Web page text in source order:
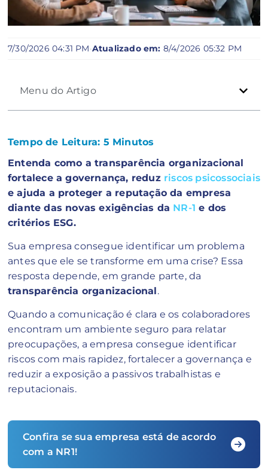
7/30/2026 04:31 PM·Atualizado em: 8/4/2026 05:32 PM
Menu do Artigo
Tempo de Leitura: 5 Minutos
Entenda como a transparência organizacional
fortalece a governança, reduz riscos psicossociais
e ajuda a proteger a reputação da empresa
diante das novas exigências da NR-1 e dos
critérios ESG.
Sua empresa consegue identificar um problema
antes que ele se transforme em uma crise? Essa
resposta depende, em grande parte, da
transparência organizacional .
Quando a comunicação é clara e os colaboradores
encontram um ambiente seguro para relatar
preocupações, a empresa consegue identificar
riscos com mais rapidez, fortalecer a governança e
reduzir a exposição a passivos trabalhistas e
reputacionais.
Confira se sua empresa está de acordo
com a NR1!